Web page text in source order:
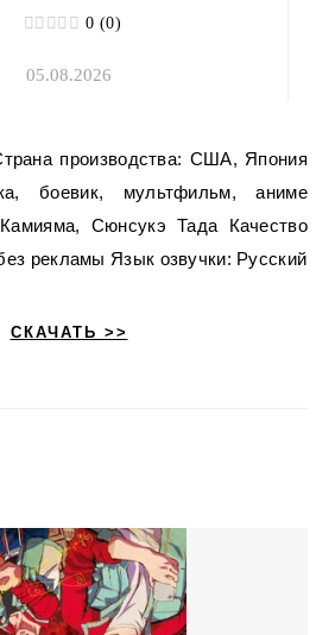
0 (0)
05.08.2026
боевик, мультфильм, аниме
Сюнсукэ Тада Качество
рекламы Язык озвучки: Русский
СКАЧАТЬ >>